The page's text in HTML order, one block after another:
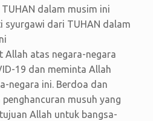
dalam musim ini
syurgawi dari TUHAN dalam
Allah atas negara-negara
19 dan meminta Allah
negara ini. Berdoa dan
musuh yang
Allah untuk bangsa-